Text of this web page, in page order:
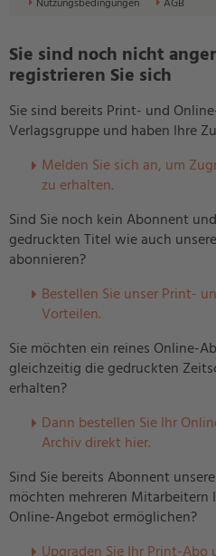
Nutzungsbedingungen AGB
Sie sind noch nicht
registrieren Sie sich
Sie sind bereits Print- und
Verlagsgruppe und haben Ihre
Melden Sie sich an, um
zu erhalten.
Sind Sie noch kein Abonnent
gedruckten Titel wie auch
abonnieren?
Bestellen Sie unser Print-
Vorteilen.
Sie möchten ein reines Online-
gleichzeitig die gedruckten
erhalten?
Dann bestellen Sie Ihr
Archiv direkt hier.
Sind Sie bereits Abonnent
möchten mehreren Mitarbeitern
Online-Angebot ermöglichen?